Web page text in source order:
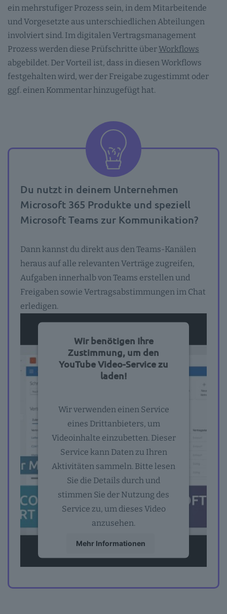
ein mehrstufiger Prozess sein, in dem Mitarbeitende
und Vorgesetzte aus unterschiedlichen Abteilungen
involviert sind. Im digitalen Vertragsmanagement
Prozess werden diese Prüfschritte überWorkflows
abgebildet. Der Vorteil ist, dass in diesen Workflows
festgehalten wird, wer der Freigabe zugestimmt oder
ggf. einen Kommentar hinzugefügt hat.
Du nutzt in deinem Unternehmen
Microsoft 365 Produkte und speziell
Microsoft Teams zur Kommunikation?
Dann kannst du direkt aus den Teams-Kanälen
heraus auf alle relevanten Verträge zugreifen,
Aufgaben innerhalb von Teams erstellen und
Freigaben sowie Vertragsabstimmungen im Chat
erledigen.
Wir benötigen Ihre
Zustimmung, um den
YouTube Video-Service zu
laden!
Wir verwenden einen Service
eines Drittanbieters, um
Videoinhalte einzubetten. Dieser
Service kann Daten zu Ihren
Aktivitäten sammeln. Bitte lesen
Sie die Details durch und
stimmen Sie der Nutzung des
Service zu, um dieses Video
anzusehen.
Mehr Informationen
Akzeptieren
powered byUsercentrics Consent